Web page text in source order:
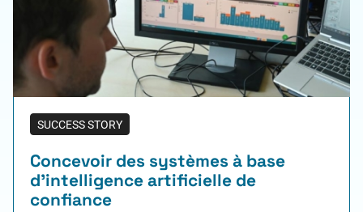
SUCCESS STORY
Concevoir des systèmes à base
d’intelligence artificielle de
confiance